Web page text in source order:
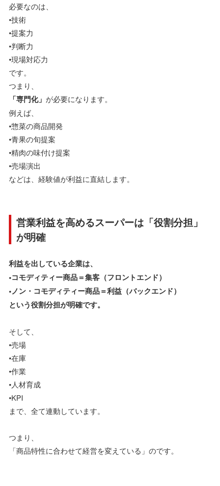
必要なのは、
•技術
•提案力
•判断力
•現場対応力
です。
つまり、
「専門化」 が必要になります。
例えば、
•惣菜の商品開発
•青果の旬提案
•精肉の味付け提案
•売場演出
などは、経験値が利益に直結します。
営業利益を高めるスーパーは「役割分担」
が明確
利益を出している企業は、
•コモディティー商品＝集客（フロントエンド）
•ノン・コモディティー商品＝利益（バックエンド）
という役割分担が明確です。
そして、
•売場
•在庫
•作業
•人材育成
•KPI
まで、全て連動しています。
つまり、
「商品特性に合わせて経営を変えている」のです。